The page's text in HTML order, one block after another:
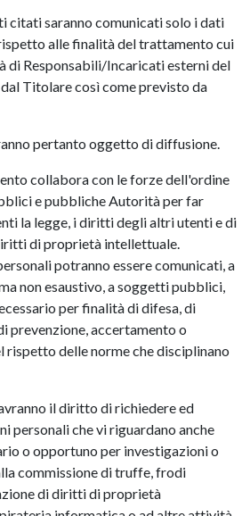
citati saranno comunicati solo i dati
alle finalità del trattamento cui
di Responsabili/Incaricati esterni del
Titolare così come previsto da
pertanto oggetto di diffusione.
collabora con le forze dell'ordine
e pubbliche Autorità per far
la legge, i diritti degli altri utenti e di
di proprietà intellettuale.
potranno essere comunicati, a
non esaustivo, a soggetti pubblici,
per finalità di difesa, di
prevenzione, accertamento o
rispetto delle norme che disciplinano
il diritto di richiedere ed
personali che vi riguardano anche
o opportuno per investigazioni o
commissione di truffe, frodi
di diritti di proprietà